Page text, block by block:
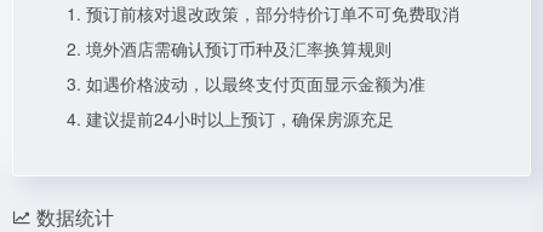
预订前核对退改政策，部分特价订单不可免费取消
境外酒店需确认预订币种及汇率换算规则
如遇价格波动，以最终支付页面显示金额为准
建议提前24小时以上预订，确保房源充足
数据统计